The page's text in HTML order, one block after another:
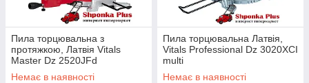
Пила торцювальна з
протяжкою, Латвія Vitals
Master Dz 2520JFd
Немає в наявності
Пила торцювальна Латвія,
Vitals Professional Dz 3020XCI
multi
Немає в наявності